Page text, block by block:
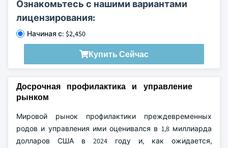
Ознакомьтесь с нашими вариантами
лицензирования:
Начиная с: $2,450
Купить Сейчас
Досрочная профилактика и управление
рынком
Мировой рынок профилактики преждевременных
родов и управления ими оценивался в 1,8 миллиарда
долларов США в 2024 году и, как ожидается,